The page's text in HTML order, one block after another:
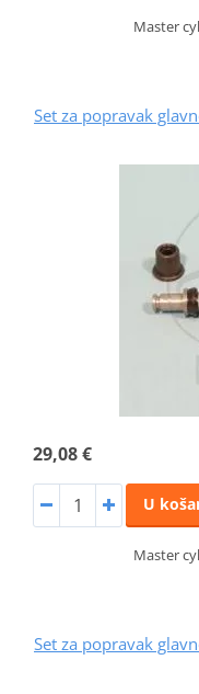
Master
Set za popravak
29,08 €
U
Master
Set za popravak